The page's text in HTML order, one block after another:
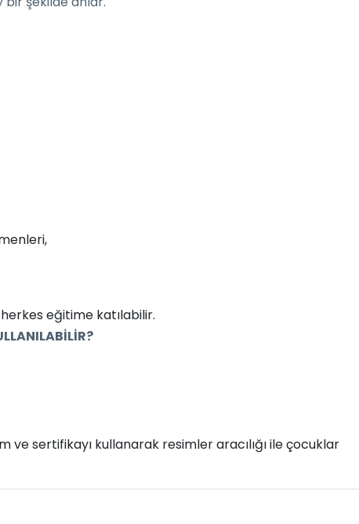
eğitime katılabilir.
ve sertifikayı kullanarak resimler aracılığı ile çocuklar